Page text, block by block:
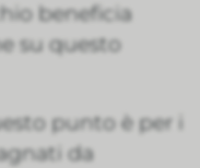
beneficia
su questo
punto è per i
da